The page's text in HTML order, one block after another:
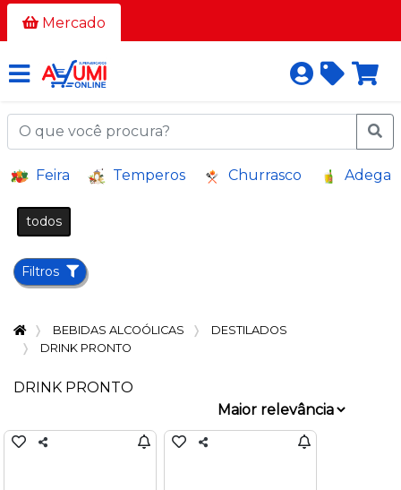
Mercado
Todos
os
corredores
AÇOUGUE
A
GRANEL
BAZAR E
VARIEDADES
BEBIDAS
BEBIDAS
BELEZA
HIGIENE
CONGELADOS
Feira Temperos Churrasco Adega
todos
Filtros
BEBIDAS ALCOÓLICAS
DESTILADOS
DRINK PRONTO
DRINK PRONTO